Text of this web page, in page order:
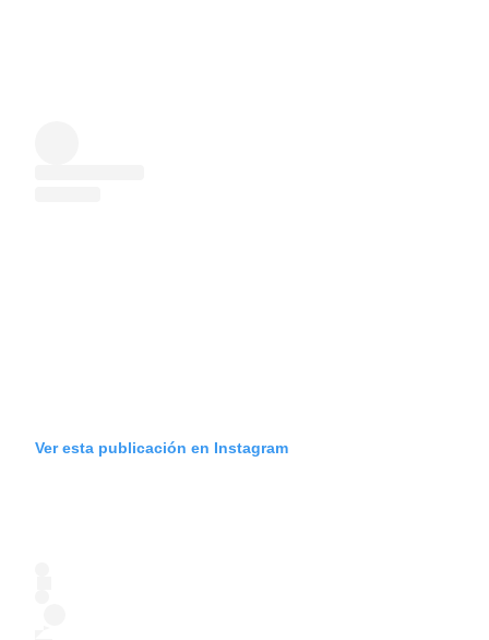
Ver esta publicación en Instagram